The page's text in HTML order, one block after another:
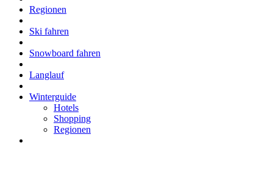
Regionen
Ski fahren
Snowboard fahren
Langlauf
Winterguide
Hotels
Shopping
Regionen